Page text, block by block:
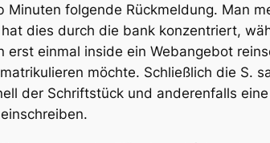
Minuten folgende Rückmeldung. Man
dies durch die bank konzentriert,
erst einmal inside ein Webangebot
möchte. Schließlich die S.
der Schriftstück und anderenfalls